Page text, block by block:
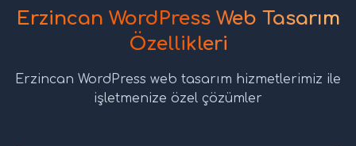
Erzincan WordPress Web Tasarım
Özellikleri
Erzincan WordPress web tasarım hizmetlerimiz ile
işletmenize özel çözümler